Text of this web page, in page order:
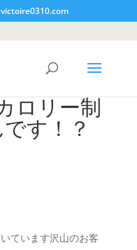
ロリー制
す！？
ています沢山のお客